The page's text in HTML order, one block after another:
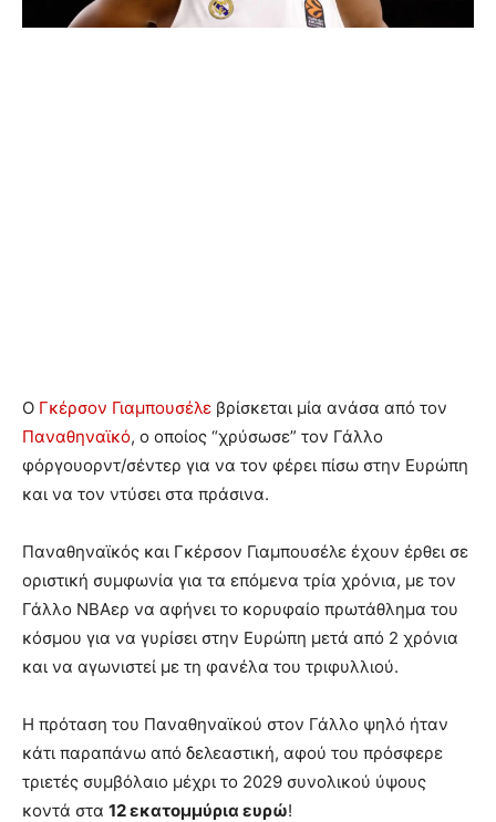
Ο Γκέρσον Γιαμπουσέλε βρίσκεται μία ανάσα από τον
Παναθηναϊκό, ο οποίος “χρύσωσε” τον Γάλλο
φόργουορντ/σέντερ για να τον φέρει πίσω στην Ευρώπη
και να τον ντύσει στα πράσινα.
Παναθηναϊκός και Γκέρσον Γιαμπουσέλε έχουν έρθει σε
οριστική συμφωνία για τα επόμενα τρία χρόνια, με τον
Γάλλο NBAερ να αφήνει το κορυφαίο πρωτάθλημα του
κόσμου για να γυρίσει στην Ευρώπη μετά από 2 χρόνια
και να αγωνιστεί με τη φανέλα του τριφυλλιού.
Η πρόταση του Παναθηναϊκού στον Γάλλο ψηλό ήταν
κάτι παραπάνω από δελεαστική, αφού του πρόσφερε
τριετές συμβόλαιο μέχρι το 2029 συνολικού ύψους
κοντά στα 12 εκατομμύρια ευρώ!